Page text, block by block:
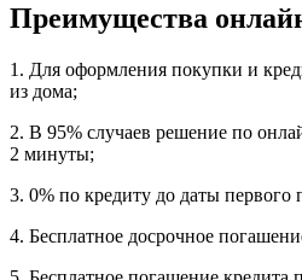
Преимущества
1. Для оформления покупки и
из дома;
2. В 95% случаев решение по
2 минуты;
3. 0% по кредиту до даты первого
4. Бесплатное досрочное